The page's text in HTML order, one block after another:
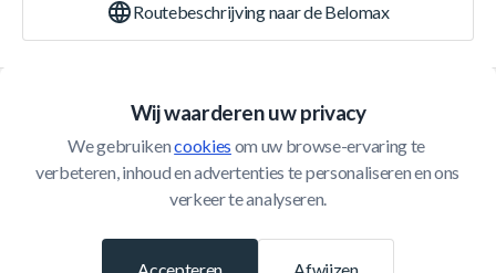
Wij waarderen uw privacy
We gebruiken cookies om uw browse-ervaring te
verbeteren, inhoud en advertenties te personaliseren en ons
verkeer te analyseren.
Klantenservice
Routebeschrijving naar de Belomax